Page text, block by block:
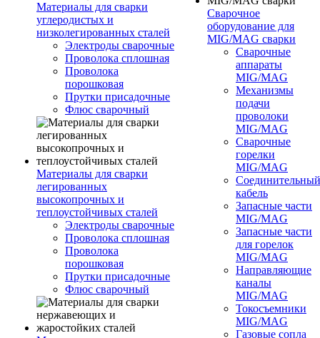
Материалы для сварки
углеродистых и
низколегированных сталей
Электроды сварочные
Проволока сплошная
Проволока
порошковая
Прутки присадочные
Флюс сварочный
Материалы для сварки
легированных
высокопрочных и
теплоустойчивых сталей
Электроды сварочные
Проволока сплошная
Проволока
порошковая
Прутки присадочные
Флюс сварочный
Сварочное
оборудование для
MIG/MAG сварки
Сварочные
аппараты
MIG/MAG
Механизмы
подачи
проволоки
MIG/MAG
Сварочные
горелки
MIG/MAG
Соединительный
кабель
Запасные части
MIG/MAG
Запасные части
для горелок
MIG/MAG
Направляющие
каналы
MIG/MAG
Токосъемники
MIG/MAG
Газовые сопла